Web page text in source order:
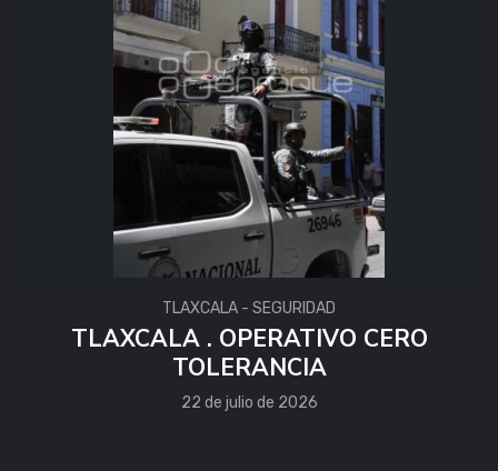
TLAXCALA - SEGURIDAD
TLAXCALA . OPERATIVO CERO
TOLERANCIA
22 de julio de 2026